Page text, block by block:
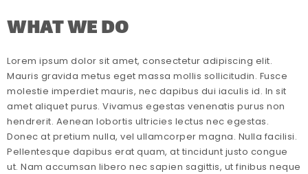
WHAT WE DO
Lorem ipsum dolor sit amet, consectetur adipiscing elit.
Mauris gravida metus eget massa mollis sollicitudin. Fusce
molestie imperdiet mauris, nec dapibus dui iaculis id. In sit
amet aliquet purus. Vivamus egestas venenatis purus non
hendrerit. Aenean lobortis ultricies lectus nec egestas.
Donec at pretium nulla, vel ullamcorper magna. Nulla facilisi.
Pellentesque dapibus erat quam, at tincidunt justo congue
ut. Nam accumsan libero nec sapien sagittis, ut finibus neque